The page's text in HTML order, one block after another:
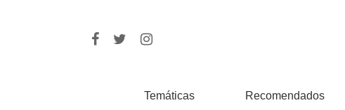
Temáticas Recomendados